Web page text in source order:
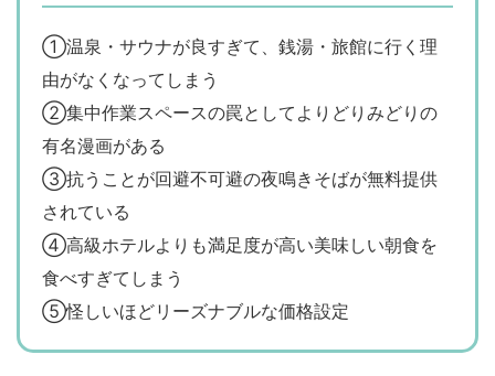
①温泉・サウナが良すぎて、銭湯・旅館に行く理
由がなくなってしまう
②集中作業スペースの罠としてよりどりみどりの
有名漫画がある
③抗うことが回避不可避の夜鳴きそばが無料提供
されている
④高級ホテルよりも満足度が高い美味しい朝食を
食べすぎてしまう
⑤怪しいほどリーズナブルな価格設定